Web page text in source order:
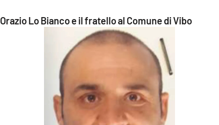
Orazio Lo Bianco e il fratello al Comune di Vibo